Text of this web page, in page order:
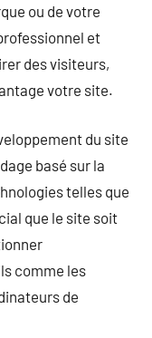
ou de votre
et
des visiteurs,
votre site.
du site
basé sur la
telles que
que le site soit
comme les
de